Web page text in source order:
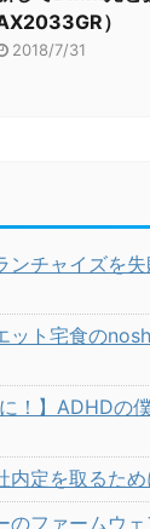
）
2018/7/31
ンチャイズを
ット宅食の
に！】ADHDの
内定を取るた
のファームウ